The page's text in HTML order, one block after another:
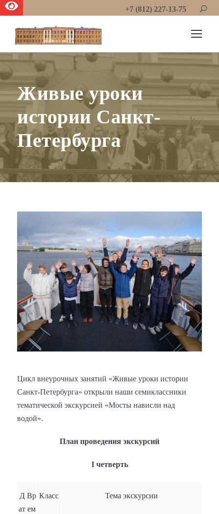
+7 (812) 227-13-75
Живые уроки
истории Санкт-
Петербурга
Цикл внеурочных занятий «Живые уроки истории
Санкт-Петербурга» открыли наши семиклассники
тематической экскурсией «Мосты нависли над
водой».
План проведения экскурсий
I четверть
Д
ат
Вр
ем
Класс Тема экскурсии